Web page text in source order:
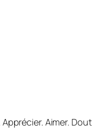
Aimer.